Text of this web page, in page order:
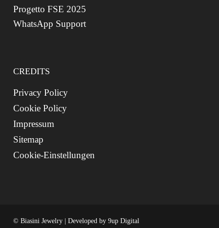
Progetto FSE 2025
WhatsApp Support
CREDITS
Privacy Policy
Cookie Policy
Impressum
Sitemap
Cookie-Einstellungen
© Biasini Jewelry | Developed by 9up Digital